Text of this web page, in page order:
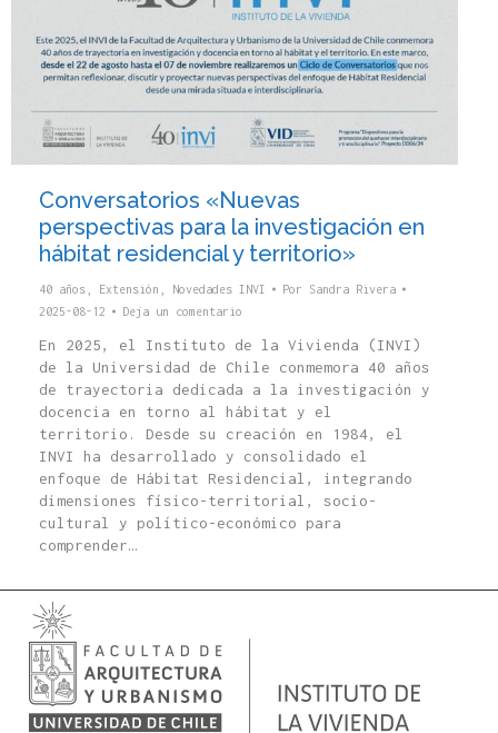
Conversatorios «Nuevas
perspectivas para la investigación en
hábitat residencial y territorio»
40 años Extensión Novedades INVI Por Sandra Rivera
2025-08-12
Deja un comentario
En 2025, el Instituto de la Vivienda (INVI)
de la Universidad de Chile conmemora 40 años
de trayectoria dedicada a la investigación y
docencia en torno al hábitat y el
territorio. Desde su creación en 1984, el
INVI ha desarrollado y consolidado el
enfoque de Hábitat Residencial, integrando
dimensiones físico-territorial, socio-
cultural y político-económico para
comprender…